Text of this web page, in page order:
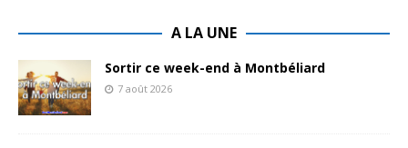
A LA UNE
Sortir ce week-end à Montbéliard
7 août 2026